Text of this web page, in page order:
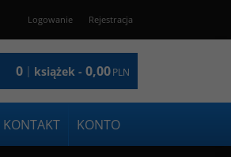
Logowanie Rejestracja
0 | książek - 0,00PLN
KONTAKT KONTO